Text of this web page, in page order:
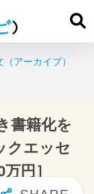
アーカイブ）
書籍化を
クエッセ
円］